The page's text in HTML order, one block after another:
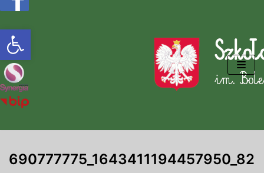
Otwórz pasek narzędzi
Przejdź
do
treści
690777775_1643411194457950_82